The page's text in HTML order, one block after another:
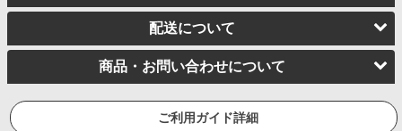
配送について
商品・お問い合わせについて
ご利用ガイド詳細